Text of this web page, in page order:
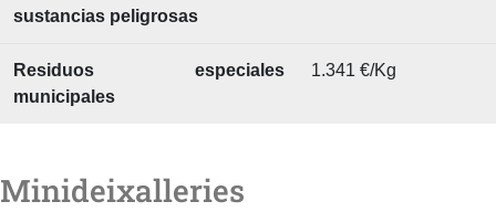
sustancias peligrosas
Residuos especiales
municipales
1.341 €/Kg
Minideixalleries